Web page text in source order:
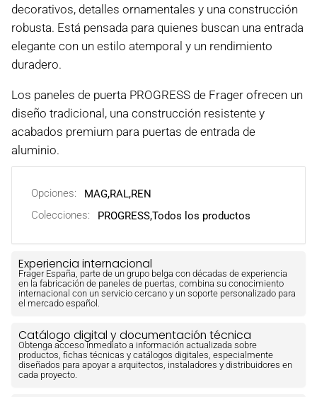
decorativos, detalles ornamentales y una construcción
robusta. Está pensada para quienes buscan una entrada
elegante con un estilo atemporal y un rendimiento
duradero.
Los paneles de puerta PROGRESS de Frager ofrecen un
diseño tradicional, una construcción resistente y
acabados premium para puertas de entrada de
aluminio.
Opciones: MAG,RAL,REN
Colecciones:
PROGRESS,Todos los productos
Experiencia internacional
Frager España, parte de un grupo belga con décadas de experiencia
en la fabricación de paneles de puertas, combina su conocimiento
internacional con un servicio cercano y un soporte personalizado para
el mercado español.
Catálogo digital y documentación técnica
Obtenga acceso inmediato a información actualizada sobre
productos, fichas técnicas y catálogos digitales, especialmente
diseñados para apoyar a arquitectos, instaladores y distribuidores en
cada proyecto.